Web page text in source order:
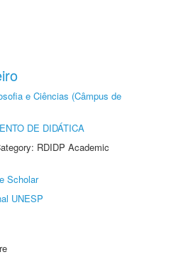
e Ciências (Câmpus de
DE DIDÁTICA
RDIDP Academic
Scholar
UNESP